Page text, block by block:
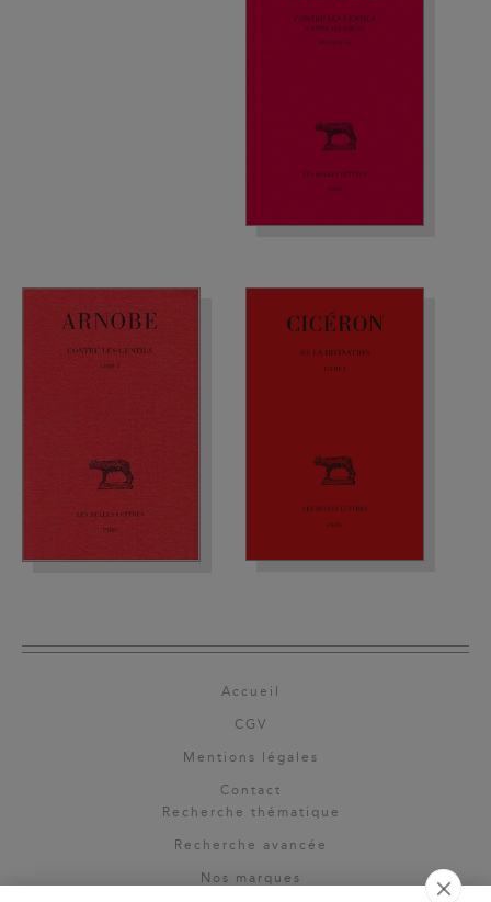
Accueil
CGV
Mentions légales
Contact
Recherche thématique
Recherche avancée
Nos marques